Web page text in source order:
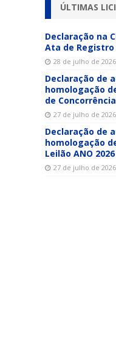
ÚLTIMAS
Declaração na
Ata de Registro
28 de julho de 2026
Declaração de
homologação
de
27 de julho de 2026
Declaração de
homologação
Leilão ANO 2026
27 de julho de 2026